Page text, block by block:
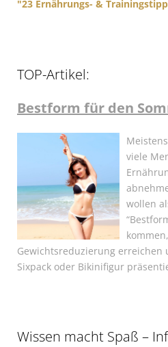
"23 Ernährungs- &
TOP-Artikel:
Bestform für den
viele
wollen
Gewichtsreduzierung erreichen
Sixpack oder Bikinifigur
Wissen macht Spaß –